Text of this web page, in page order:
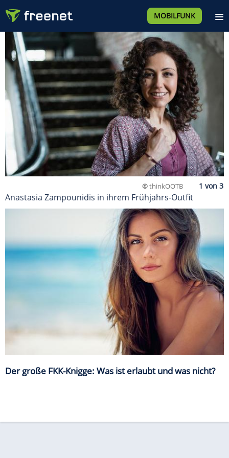
MOBILFUNK
©thinkOOTB
Anastasia Zampounidis in ihrem Frühjahrs-Outfit
Der große FKK-Knigge: Was ist erlaubt und was nicht?